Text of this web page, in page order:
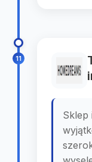
11
Sklep